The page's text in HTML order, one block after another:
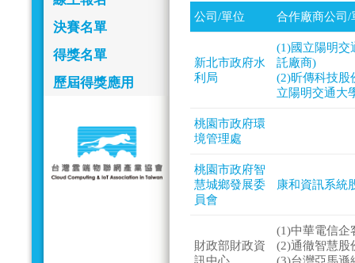
決賽名單
得獎名單
歷屆得獎應用
公司/單位 合作廠商公司/
新北市政府水
利局
(1)國立陽明交
託廠商)
(2)昕傳科技股
立陽明交通大
桃園市政府環
境管理處
桃園市政府智
慧城鄉發展委
員會
康和資訊系統
財政部財政資
(1)中華電信企
(2)通徹智慧股